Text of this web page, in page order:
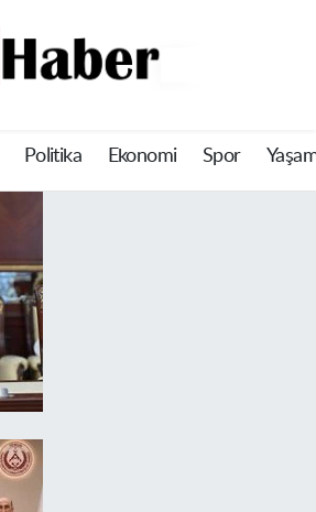
Politika Ekonomi Spor